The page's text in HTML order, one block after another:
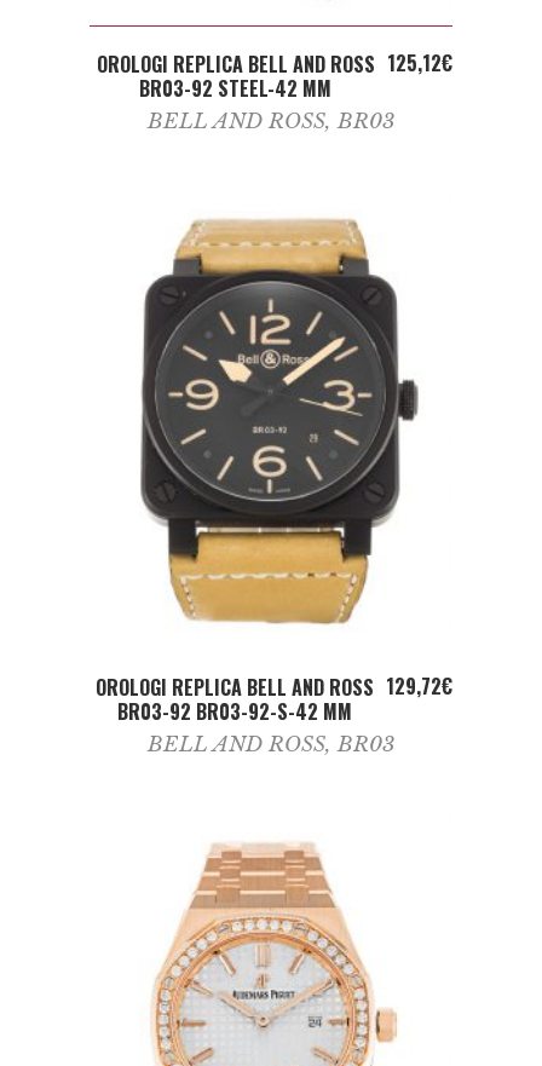
ADD TO CART
OROLOGI REPLICA BELL AND ROSS
BR03-92 STEEL-42 MM
125,12€
BELL AND ROSS,BR03
ADD TO CART
OROLOGI REPLICA BELL AND ROSS
BR03-92 BR03-92-S-42 MM
129,72€
BELL AND ROSS,BR03